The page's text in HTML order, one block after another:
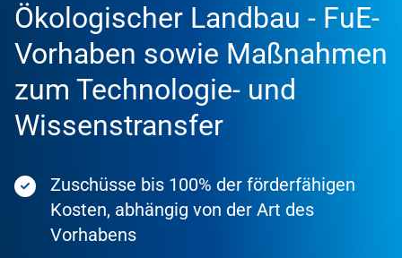
Ökologischer Landbau - FuE-
Vorhaben sowie Maßnahmen
zum Technologie- und
Wissenstransfer
Zuschüsse bis 100% der förderfähigen
Kosten, abhängig von der Art des
Vorhabens